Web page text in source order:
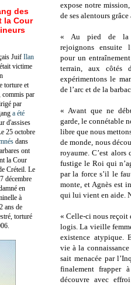
expose notre
de ses alentours
« Au pied de la
rejoignons ensuite
pour un
terrain, aux côtés
expérimentons le
de l’arc et de la
« Avant que ne
garde, le connétable
libre que nous
de monde, nous
royaume. C’est
fustige le Roi qui
par la force s’il le
monte, et Agnès est
qui lui vient en aide.
« Celle-ci nous reçoit
logis. La vieille
existence atypique.
vie à la
sait menacée par
finalement frapper
découvre avec
des
la Cour
Juif Ilan
victime
torture et
commis par
par
a été
d'assises
25 octobre
dans
ont
la Cour
Créteil. Le
décembre
en
à
ans de
torturé